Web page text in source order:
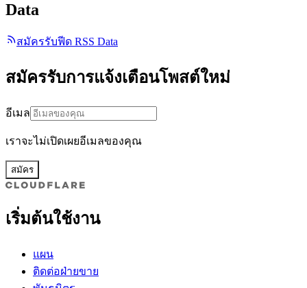
Data
สมัครรับฟีด RSS Data
สมัครรับการแจ้งเตือนโพสต์ใหม่
อีเมล
เราจะไม่เปิดเผยอีเมลของคุณ
สมัคร
เริ่มต้นใช้งาน
แผน
ติดต่อฝ่ายขาย